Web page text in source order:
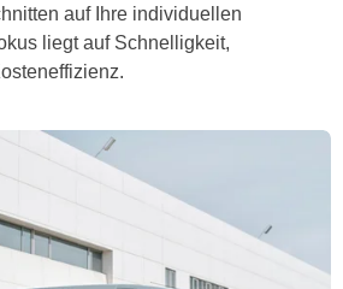
auf Ihre individuellen
liegt auf Schnelligkeit,